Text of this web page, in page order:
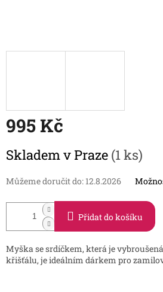
995 Kč
cena:
Skladem v Praze (1 ks)
Můžeme doručit do: 12.8.2026
Přidat do košíku
Myška se srdíčkem, která je
křišťálu, je ideálním dárkem pro